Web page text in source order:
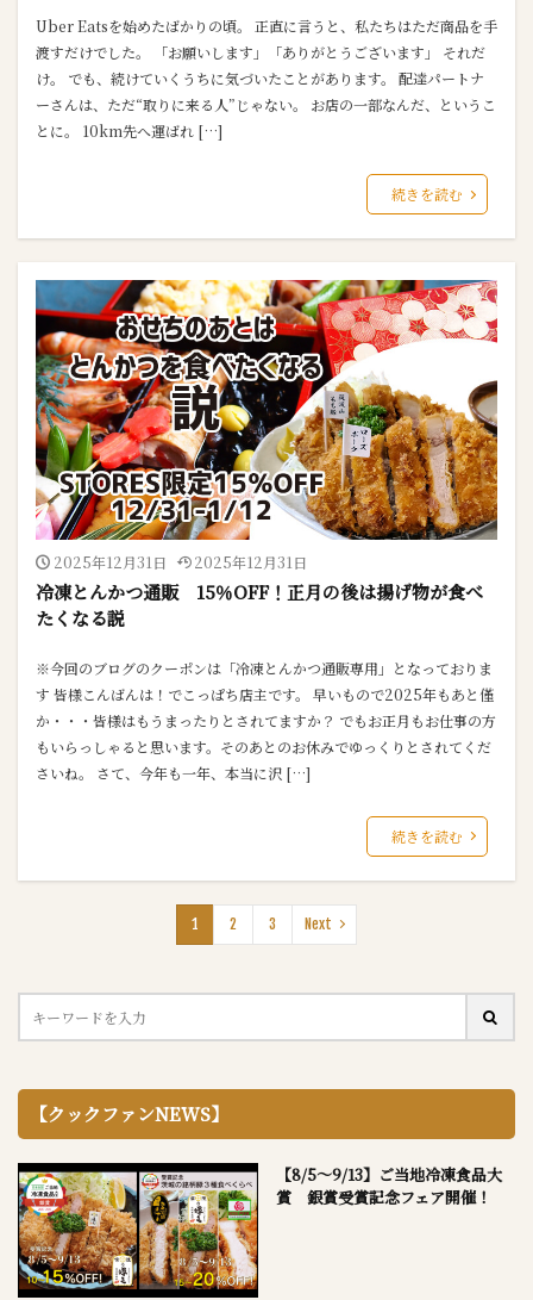
Uber Eatsを始めたばかりの頃。 正直に言うと、私たちはただ商品を手
渡すだけでした。 「お願いします」「ありがとうございます」 それだ
け。 でも、続けていくうちに気づいたことがあります。 配達パートナ
ーさんは、ただ“取りに来る人”じゃない。 お店の一部なんだ、というこ
とに。 10km先へ運ばれ […]
続きを読む
2025年12月31日 2025年12月31日
冷凍とんかつ通販 15％OFF！正月の後は揚げ物が食べ
たくなる説
※今回のブログのクーポンは「冷凍とんかつ通販専用」となっておりま
す 皆様こんばんは！でこっぱち店主です。 早いもので2025年もあと僅
か・・・皆様はもうまったりとされてますか？ でもお正月もお仕事の方
もいらっしゃると思います。そのあとのお休みでゆっくりとされてくだ
さいね。 さて、今年も一年、本当に沢 […]
続きを読む
1 2 3 Next
【クックファンNEWS】
【8/5～9/13】ご当地冷凍食品大
賞 銀賞受賞記念フェア開催！